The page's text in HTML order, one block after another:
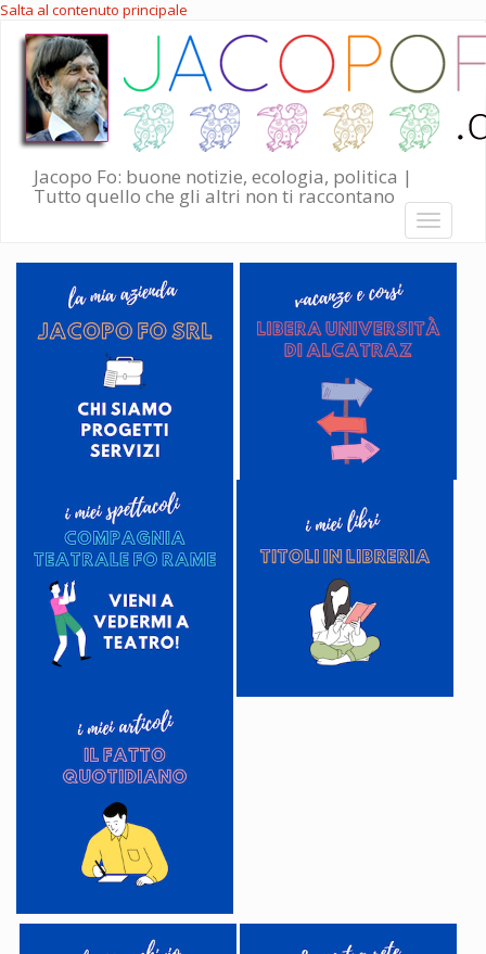
Salta al contenuto principale
Jacopo Fo: buone notizie, ecologia, politica |
Tutto quello che gli altri non ti raccontano
Toggle